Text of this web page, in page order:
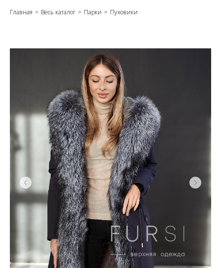
Главная » Весь каталог » Парки » Пуховики